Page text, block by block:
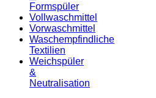
Formspüler
Vollwaschmittel
Vorwaschmittel
Waschempfindliche
Textilien
Weichspüler
&
Neutralisation